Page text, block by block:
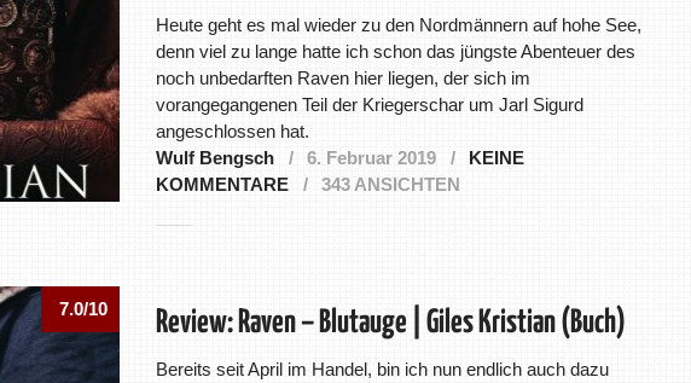
Heute geht es mal wieder zu den Nordmännern auf hohe See,
denn viel zu lange hatte ich schon das jüngste Abenteuer des
noch unbedarften Raven hier liegen, der sich im
vorangegangenen Teil der Kriegerschar um Jarl Sigurd
angeschlossen hat.
Wulf Bengsch
6. Februar 2019
KEINE
KOMMENTARE
343 ANSICHTEN
7.0/10 Review: Raven – Blutauge | Giles Kristian (Buch)
Bereits seit April im Handel, bin ich nun endlich auch dazu